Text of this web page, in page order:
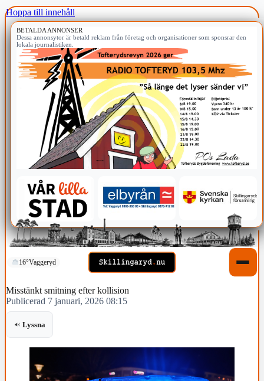
Hoppa till innehåll
BETALDA ANNONSER
Dessa annonsytor är betald reklam från företag och organisationer som sponsrar den
lokala journalistiken.
16°Vaggeryd
Misstänkt smitning efter kollision
Publicerad 7 januari, 2026 08:15
Lyssna